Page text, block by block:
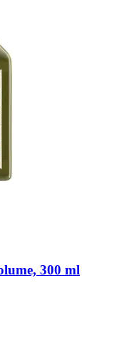
300 ml